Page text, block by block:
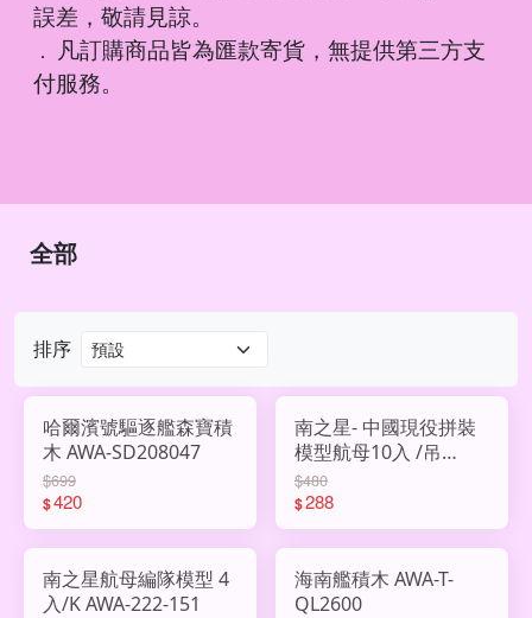
誤差，敬請見諒。
． 凡訂購商品皆為匯款寄貨，無提供第三方支
付服務。
排序
哈爾濱號驅逐艦森寶積
木 AWA-SD208047
$699
$420
南之星- 中國現役拼裝
模型航母10入 /吊
AWA-222-152
$480
$288
南之星航母編隊模型 4
入/K AWA-222-151
海南艦積木 AWA-T-
QL2600
全部